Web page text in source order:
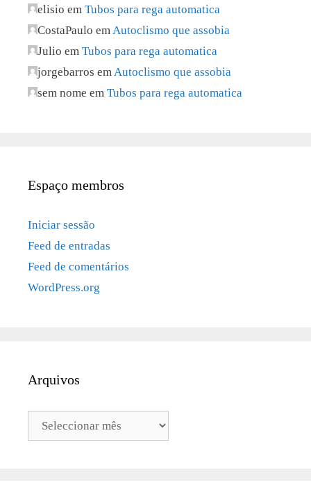
elisio em Tubos para rega automatica
CostaPaulo emAutoclismo que assobia
Julio em Tubos para rega automatica
jorgebarros emAutoclismo que assobia
sem nome em Tubos para rega automatica
Espaço membros
Iniciar sessão
Feed de entradas
Feed de comentários
WordPress.org
Arquivos
Arquivos